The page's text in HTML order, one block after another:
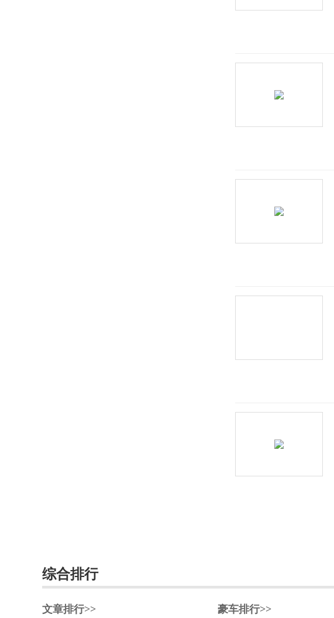
刺猬汽车
综合排行
文章排行>> 豪车排行>>